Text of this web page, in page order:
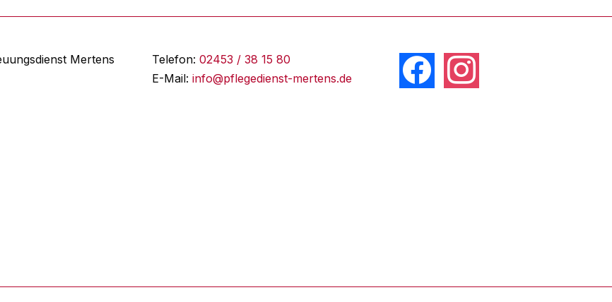
Mertens
Telefon: 02453 / 38 15 80
E-Mail: info@pflegedienst-mertens.de
facebookinstagram